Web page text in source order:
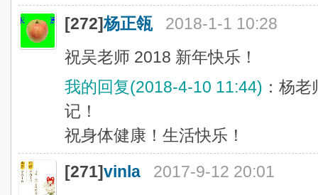
[272]杨正瓴
2018-1-1 10:28
祝吴老师 2018 新年快乐！
我的回复(2018-4-10 11:44) ：杨
记！
祝身体健康！生活快乐！
[271]vinla
2017-9-12 20:01